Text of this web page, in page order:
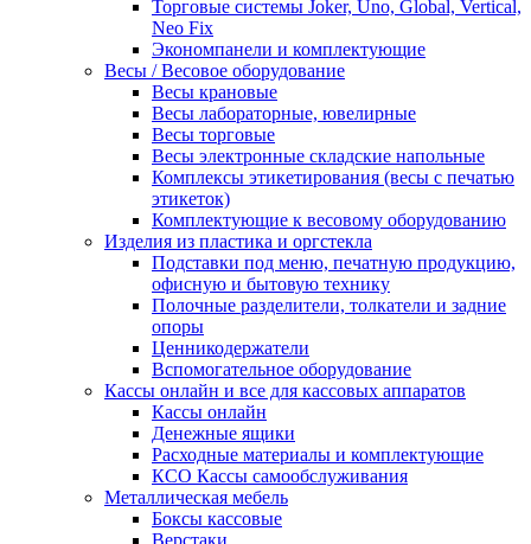
Торговые системы Joker, Uno, Global, Vertical,
Neo Fix
Экономпанели и комплектующие
Весы / Весовое оборудование
Весы крановые
Весы лабораторные, ювелирные
Весы торговые
Весы электронные складские напольные
Комплексы этикетирования (весы с печатью
этикеток)
Комплектующие к весовому оборудованию
Изделия из пластика и оргстекла
Подставки под меню, печатную продукцию,
офисную и бытовую технику
Полочные разделители, толкатели и задние
опоры
Ценникодержатели
Вспомогательное оборудование
Кассы онлайн и все для кассовых аппаратов
Кассы онлайн
Денежные ящики
Расходные материалы и комплектующие
КСО Кассы самообслуживания
Металлическая мебель
Боксы кассовые
Верстаки